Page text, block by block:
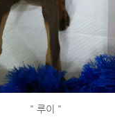
" 루이 "